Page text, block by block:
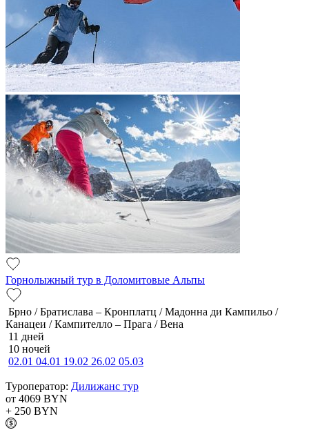
Горнолыжный тур в Доломитовые Альпы
Брно / Братислава – Кронплатц / Мадонна ди Кампильо /
Канацеи / Кампителло – Прага / Вена
11 дней
10 ночей
02.01 04.01 19.02 26.02 05.03
Туроператор: Дилижанс тур
от 4069 BYN
+ 250 BYN